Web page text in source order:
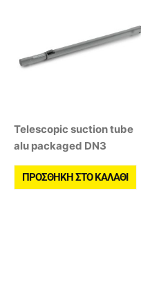
Telescopic suction tube
alu packaged DN3
ΠΡΟΣΘΉΚΗ ΣΤΟ ΚΑΛΆΘΙ